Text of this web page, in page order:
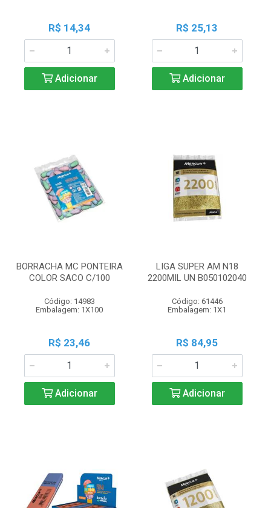
R$ 14,34
Adicionar
R$ 25,13
Adicionar
BORRACHA MC PONTEIRA
COLOR SACO C/100
Código: 14983
Embalagem: 1X100
R$ 23,46
Adicionar
LIGA SUPER AM N18
2200MIL UN B050102040
Código: 61446
Embalagem: 1X1
R$ 84,95
Adicionar